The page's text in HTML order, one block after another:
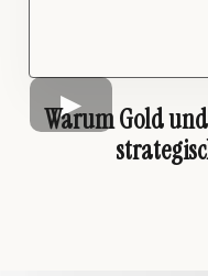
Warum Gold